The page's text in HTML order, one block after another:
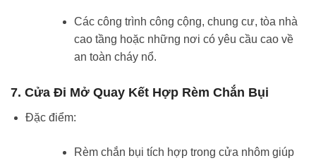
Các công trình công cộng, chung cư, tòa nhà
cao tầng hoặc những nơi có yêu cầu cao về
an toàn cháy nổ.
7. Cửa Đi Mở Quay Kết Hợp Rèm Chắn Bụi
Đặc điểm:
Rèm chắn bụi tích hợp trong cửa nhôm giúp